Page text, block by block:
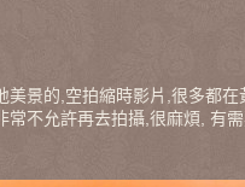
景的,空拍縮時影片,很多都在
不允許再去拍攝,很麻煩, 有